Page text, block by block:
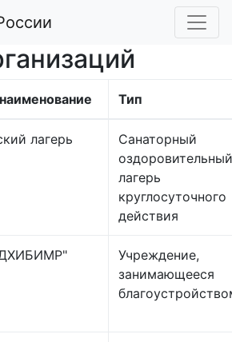
Тип
лагерь
Санаторный
оздоровительный
лагерь
круглосуточного
действия
Учреждение,
занимающееся